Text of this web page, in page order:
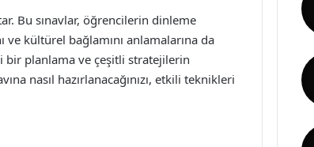
Bu sınavlar, öğrencilerin dinleme
ve kültürel bağlamını anlamalarına da
bir planlama ve çeşitli stratejilerin
nasıl hazırlanacağınızı, etkili teknikleri